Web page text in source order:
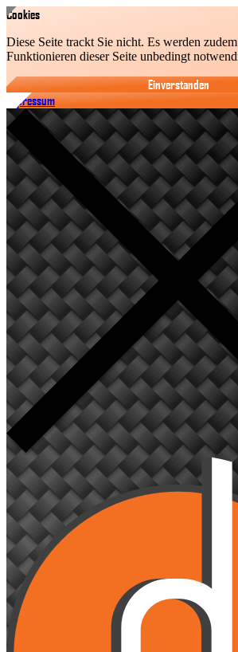
Cookies
Diese Seite trackt Sie nicht. Es werden
Funktionieren dieser Seite unbedingt
Einverstanden
Impressum